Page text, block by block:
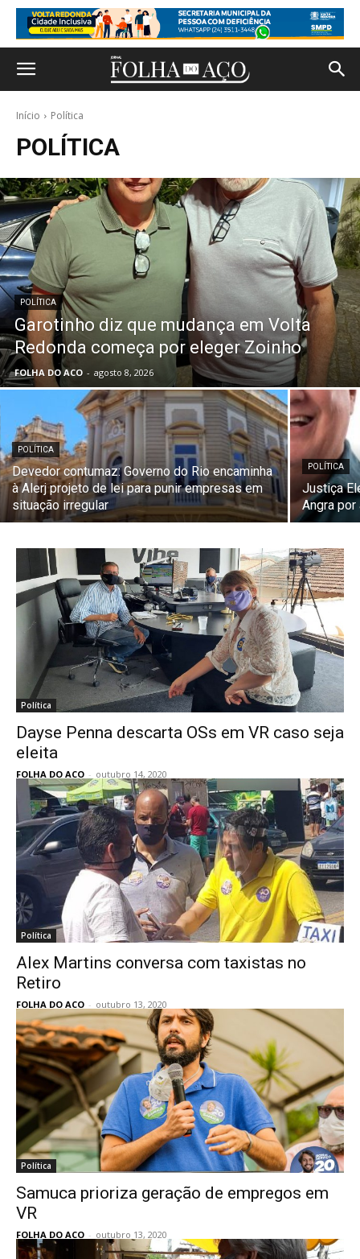
Início Política
POLÍTICA
POLÍTICA
Garotinho diz que mudança em Volta
Redonda começa por eleger Zoinho
FOLHA DO ACO - agosto 8, 2026
POLÍTICA
Devedor contumaz: Governo do Rio encaminha
à Alerj projeto de lei para punir empresas em
situação irregular
POLÍTICA
Justiça
Angra
Política
Dayse Penna descarta OSs em VR caso seja
eleita
FOLHA DO ACO - outubro 14, 2020
Política
Alex Martins conversa com taxistas no
Retiro
FOLHA DO ACO - outubro 13, 2020
Política
Samuca prioriza geração de empregos em
VR
FOLHA DO ACO - outubro 13, 2020